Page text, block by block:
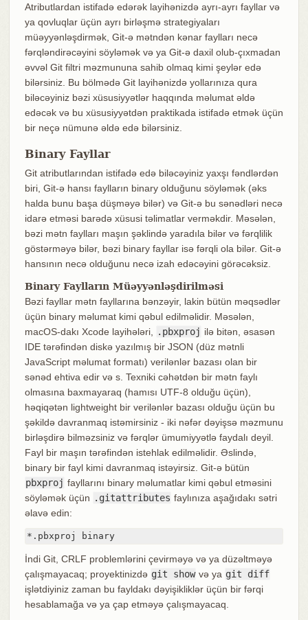
Atributlardan istifadə edərək layihənizdə ayrı-ayrı fayllar və
ya qovluqlar üçün ayrı birləşmə strategiyaları
müəyyənləşdirmək, Git-ə mətndən kənar faylları necə
fərqləndirəcəyini söyləmək və ya Git-ə daxil olub-çıxmadan
əvvəl Git filtri məzmununa sahib olmaq kimi şeylər edə
bilərsiniz. Bu bölmədə Git layihənizdə yollarınıza qura
biləcəyiniz bəzi xüsusiyyətlər haqqında məlumat əldə
edəcək və bu xüsusiyyətdən praktikada istifadə etmək üçün
bir neçə nümunə əldə edə bilərsiniz.
Binary Fayllar
Git atributlarından istifadə edə biləcəyiniz yaxşı fəndlərdən
biri, Git-ə hansı faylların binary olduğunu söyləmək (əks
halda bunu başa düşməyə bilər) və Git-ə bu sənədləri necə
idarə etməsi barədə xüsusi təlimatlar verməkdir. Məsələn,
bəzi mətn faylları maşın şəklində yaradıla bilər və fərqlilik
göstərməyə bilər, bəzi binary fayllar isə fərqli ola bilər. Git-ə
hansının necə olduğunu necə izah edəcəyini görəcəksiz.
Binary Faylların Müəyyənləşdirilməsi
Bəzi fayllar mətn fayllarına bənzəyir, lakin bütün məqsədlər
üçün binary məlumat kimi qəbul edilməlidir. Məsələn,
macOS-dakı Xcode layihələri,
.pbxproj ilə bitən, əsasən
IDE tərəfindən diskə yazılmış bir JSON (düz mətnli
JavaScript məlumat formatı) verilənlər bazası olan bir
sənəd ehtiva edir və s. Texniki cəhətdən bir mətn faylı
olmasına baxmayaraq (hamısı UTF-8 olduğu üçün),
həqiqətən lightweight bir verilənlər bazası olduğu üçün bu
şəkildə davranmaq istəmirsiniz - iki nəfər dəyişsə məzmunu
birləşdirə bilməzsiniz və fərqlər ümumiyyətlə faydalı deyil.
Fayl bir maşın tərəfindən istehlak edilməlidir. Əslində,
binary bir fayl kimi davranmaq istəyirsiz. Git-ə bütün
pbxproj fayllarını binary məlumatlar kimi qəbul etməsini
söyləmək üçün .gitattributes faylınıza aşağıdakı sətri
əlavə edin:
*.pbxproj binary
İndi Git, CRLF problemlərini çevirməyə və ya düzəltməyə
çalışmayacaq; proyektinizdə git showvə ya git diff
işlətdiyiniz zaman bu fayldakı dəyişikliklər üçün bir fərqi
hesablamağa və ya çap etməyə çalışmayacaq.